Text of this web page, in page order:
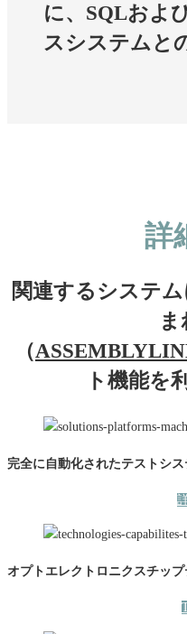
に、SQLおよ
スシステムと
詳
関連するシステム
（
ト機能を
完全に自動化されたテストシ
オプトエレクトロニクスチッ